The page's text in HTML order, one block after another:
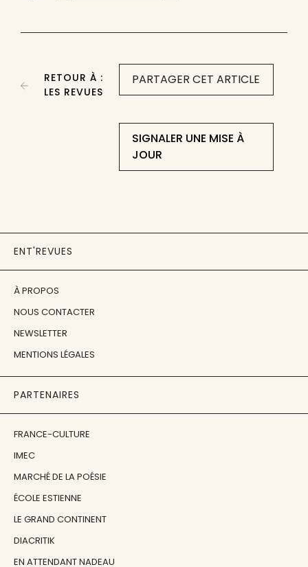
PARTAGER CET ARTICLE
SIGNALER UNE MISE À
JOUR
RETOUR À :
LES REVUES
ENT'REVUES
À PROPOS
NOUS CONTACTER
NEWSLETTER
MENTIONS LÉGALES
PARTENAIRES
FRANCE-CULTURE
IMEC
MARCHÉ DE LA POÉSIE
ÉCOLE ESTIENNE
LE GRAND CONTINENT
DIACRITIK
EN ATTENDANT NADEAU